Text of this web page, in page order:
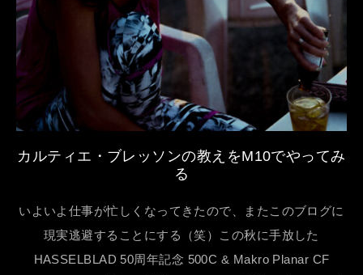
カルティエ・ブレッソンの教えをM10でやってみ
る
いよいよ仕事が忙しくなってきたので、またこのブログに
現実逃避することにする（笑）この秋に手放した
HASSELBLAD 50周年記念 500C & Makro Planar CF